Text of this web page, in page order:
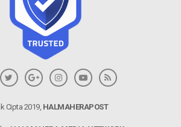
Cipta 2019, HALMAHERAPOST